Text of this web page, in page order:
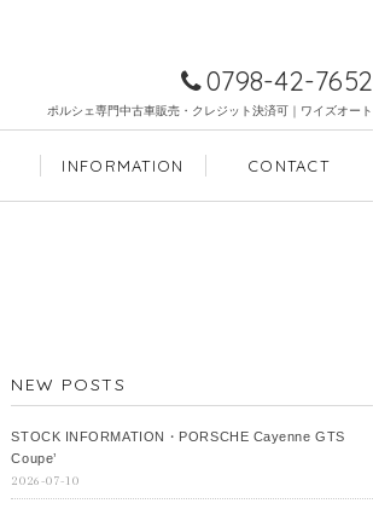
0798-42-7652
ポルシェ専門中古車販売・クレジット決済可｜ワイズオート
INFORMATION CONTACT
NEW POSTS
STOCK INFORMATION・PORSCHE Cayenne GTS
Coupe’
2026-07-10